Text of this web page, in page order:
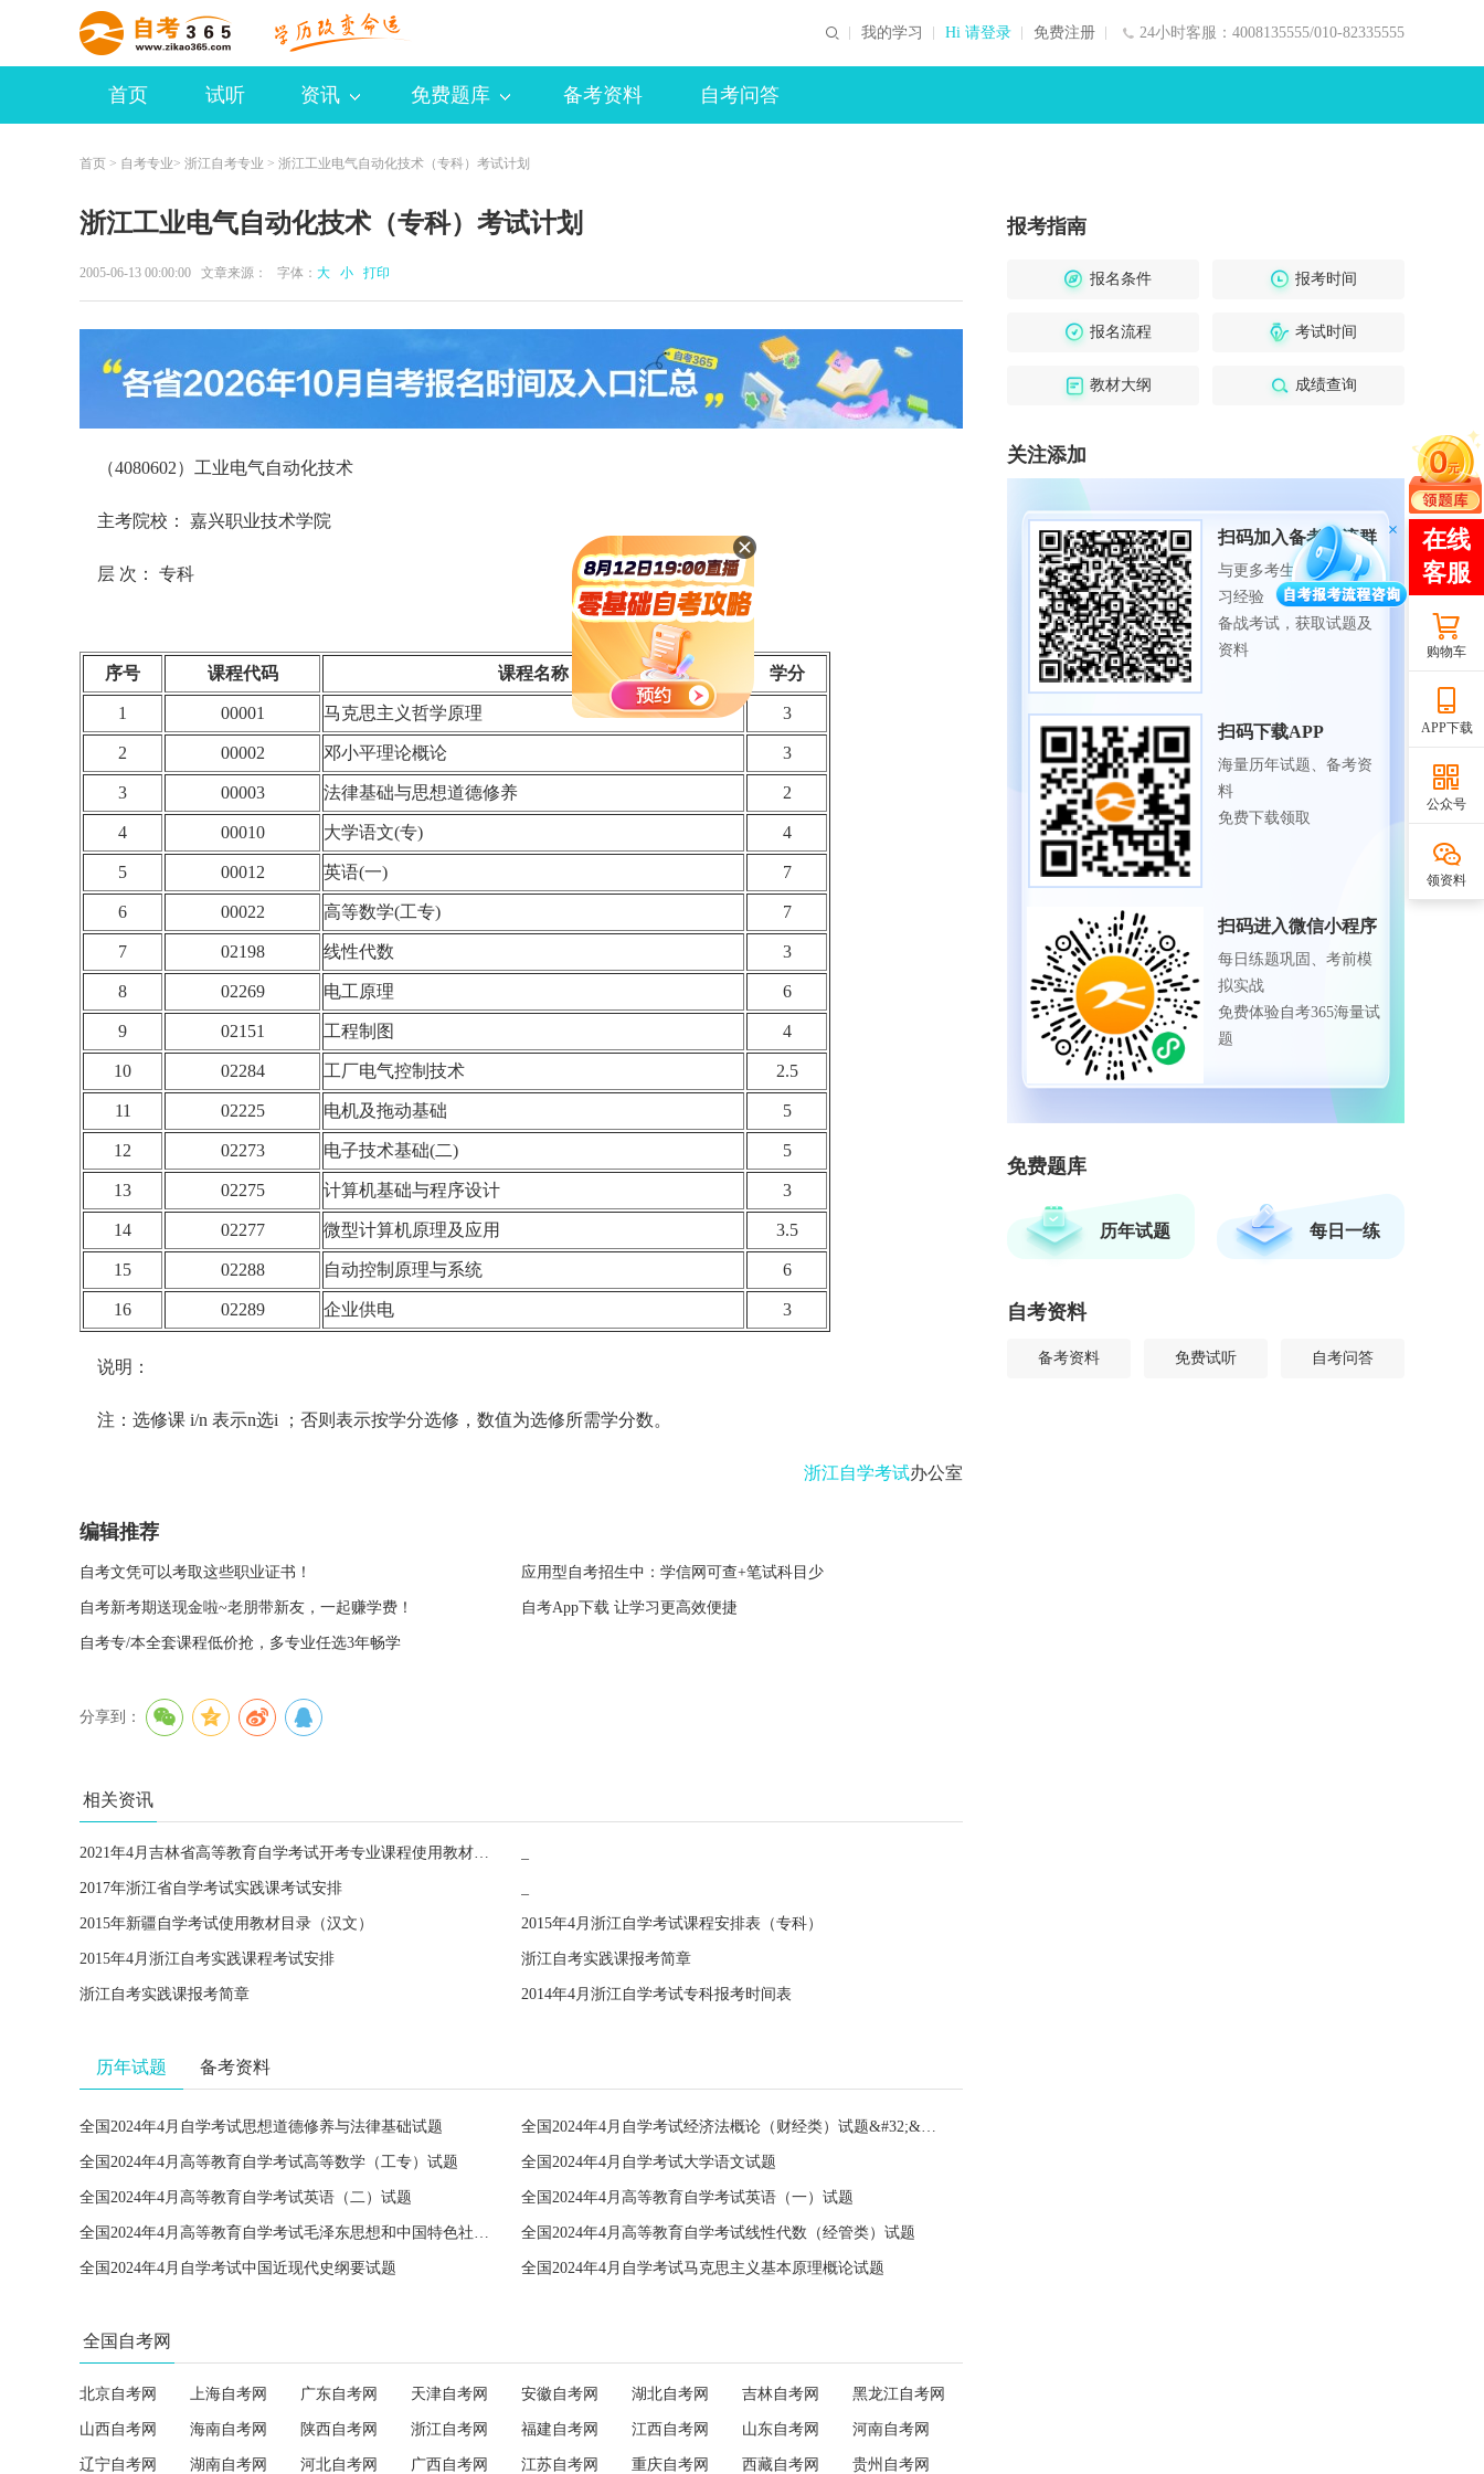
24小时客服：4008135555/010-82335555
我的学习 Hi 请登录 免费注册
首页 试听 资讯 免费题库 备考资料 自考问答
首页 > 自考专业> 浙江自考专业 > 浙江工业电气自动化技术（专科）考试计划
浙江工业电气自动化技术（专科）考试计划
2005-06-13 00:00:00 文章来源： 字体： 大 小 打印
（4080602）工业电气自动化技术
主考院校： 嘉兴职业技术学院
层 次： 专科
序号 课程代码 课程名称 学分
1 00001 马克思主义哲学原理 3
2 00002 邓小平理论概论 3
3 00003 法律基础与思想道德修养 2
4 00010 大学语文(专) 4
5 00012 英语(一) 7
6 00022 高等数学(工专) 7
7 02198 线性代数 3
8 02269 电工原理 6
9 02151 工程制图 4
10 02284 工厂电气控制技术 2.5
11 02225 电机及拖动基础 5
12 02273 电子技术基础(二) 5
13 02275 计算机基础与程序设计 3
14 02277 微型计算机原理及应用 3.5
15 02288 自动控制原理与系统 6
16 02289 企业供电 3
说明：
注：选修课 i/n 表示n选i ；否则表示按学分选修，数值为选修所需学分数。
浙江自学考试办公室
编辑推荐
自考文凭可以考取这些职业证书！ 应用型自考招生中：学信网可查+笔试科目少
自考新考期送现金啦~老朋带新友，一起赚学费！ 自考App下载 让学习更高效便捷
自考专/本全套课程低价抢，多专业任选3年畅学
分享到：
相关资讯
2021年4月吉林省高等教育自学考试开考专业课程使用教材目录
2017年浙江省自学考试实践课考试安排
2015年新疆自学考试使用教材目录（汉文） 2015年4月浙江自学考试课程安排表（专科）
2015年4月浙江自考实践课程考试安排 浙江自考实践课报考简章
浙江自考实践课报考简章 2014年4月浙江自学考试专科报考时间表
历年试题 备考资料
全国2024年4月自学考试思想道德修养与法律基础试题 全国2024年4月自学考试经济法概论（财经类）试题&#32;&#32;
全国2024年4月高等教育自学考试高等数学（工专）试题 全国2024年4月自学考试大学语文试题
全国2024年4月高等教育自学考试英语（二）试题 全国2024年4月高等教育自学考试英语（一）试题
全国2024年4月高等教育自学考试毛泽东思想和中国特色社会主义理论体系概论试题 全国2024年4月高等教育自学考试线性代数（经管类）试题
全国2024年4月自学考试中国近现代史纲要试题 全国2024年4月自学考试马克思主义基本原理概论试题
全国自考网
北京自考网 上海自考网 广东自考网 天津自考网 安徽自考网 湖北自考网 吉林自考网 黑龙江自考网
山西自考网 海南自考网 陕西自考网 浙江自考网 福建自考网 江西自考网 山东自考网 河南自考网
辽宁自考网 湖南自考网 河北自考网 广西自考网 江苏自考网 重庆自考网 西藏自考网 贵州自考网
报考指南
报名条件 报考时间
报名流程 考试时间
教材大纲 成绩查询
关注添加
扫码加入备考交流群
与更多考生一起交流学
习经验
备战考试，获取试题及
资料
扫码下载APP
海量历年试题、备考资
料
免费下载领取
扫码进入微信小程序
每日练题巩固、考前模
拟实战
免费体验自考365海量试
题
免费题库
历年试题 每日一练
自考资料
备考资料 免费试听 自考问答
购物车
APP下载
公众号
领资料